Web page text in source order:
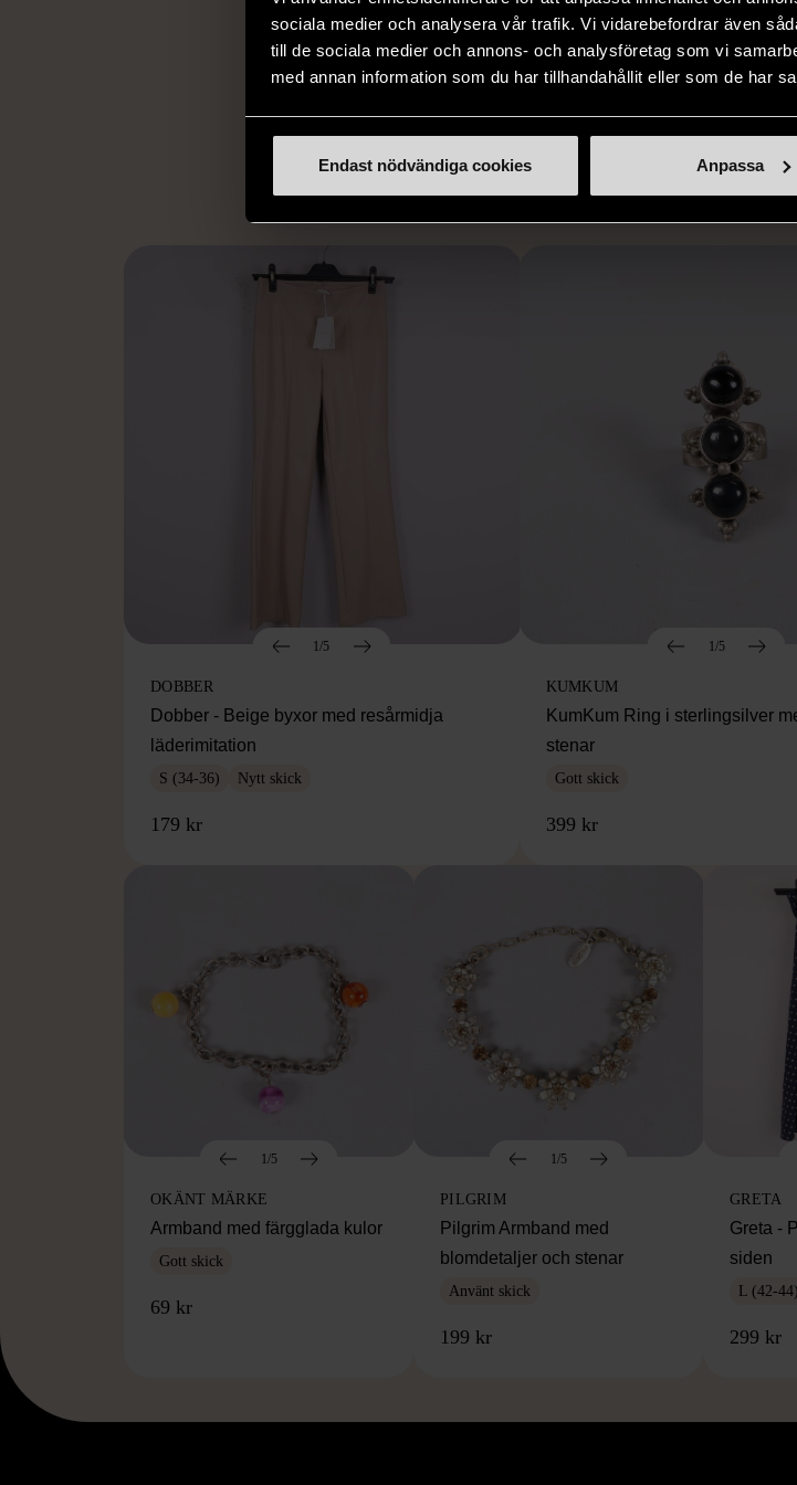
sociala medier och analysera vår trafik. Vi vidarebefordrar även
till de sociala medier och annons- och analysföretag som vi
med annan information som du har tillhandahållit eller som de har
Endast nödvändiga cookies Anpassa
och stötta personer i svåra
livssituationer och i våra butiker
arbetstränar personer som står
avsevärt. Istället för
nyproducerade
möjlighet att
LIKNANDE
Hitta produkter som
1/5
DOBBER
Dobber - Beige byxor med resårmidja
läderimitation
S (34-36) Nytt skick
179 kr
1/5
KUMKUM
KumKum Ring i sterlingsilver
stenar
Gott skick
399 kr
1/5
OKÄNT MÄRKE
Armband med färgglada kulor
Gott skick
69 kr
1/5
PILGRIM
Pilgrim Armband med
blomdetaljer och stenar
Använt skick
199 kr
GRETA
Greta -
siden
L (42-44)
299 kr